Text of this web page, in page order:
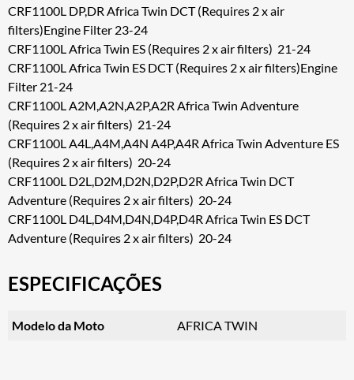
CRF1100L DP,DR Africa Twin DCT (Requires 2 x air
filters)Engine Filter 23-24
CRF1100L Africa Twin ES (Requires 2 x air filters) 21-24
CRF1100L Africa Twin ES DCT (Requires 2 x air filters)Engine
Filter 21-24
CRF1100L A2M,A2N,A2P,A2R Africa Twin Adventure
(Requires 2 x air filters) 21-24
CRF1100L A4L,A4M,A4N A4P,A4R Africa Twin Adventure ES
(Requires 2 x air filters) 20-24
CRF1100L D2L,D2M,D2N,D2P,D2R Africa Twin DCT
Adventure (Requires 2 x air filters) 20-24
CRF1100L D4L,D4M,D4N,D4P,D4R Africa Twin ES DCT
Adventure (Requires 2 x air filters) 20-24
ESPECIFICAÇÕES
Modelo da Moto AFRICA TWIN